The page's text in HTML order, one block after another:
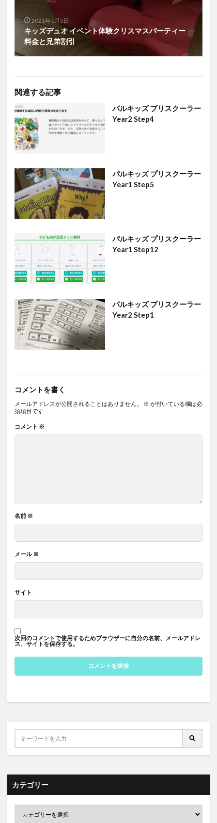
2021年1月5日
キッズデュオ イベント体験クリスマスパーティー
料金と兄弟割引
関連する記事
パルキッズ プリスクーラー
Year2 Step4
パルキッズ プリスクーラー
Year1 Step5
パルキッズ プリスクーラー
Year1 Step12
パルキッズ プリスクーラー
Year2 Step1
コメントを書く
メールアドレスが公開されることはありません。 ※ が付いている欄は必
須項目です
コメント ※
名前 ※
メール※
サイト
次回のコメントで使用するためブラウザーに自分の名前、メールアドレ
ス、サイトを保存する。
カテゴリー